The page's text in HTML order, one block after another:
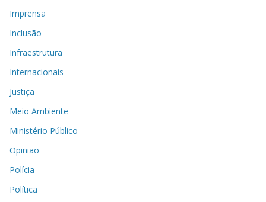
Imprensa
Inclusão
Infraestrutura
Internacionais
Justiça
Meio Ambiente
Ministério Público
Opinião
Polícia
Política